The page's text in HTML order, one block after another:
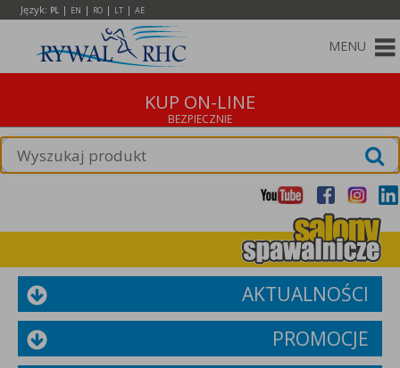
Język: PL | EN | RO | LT | AE
MENU
KUP ON-LINE
AKTUALNOŚCI
PROMOCJE